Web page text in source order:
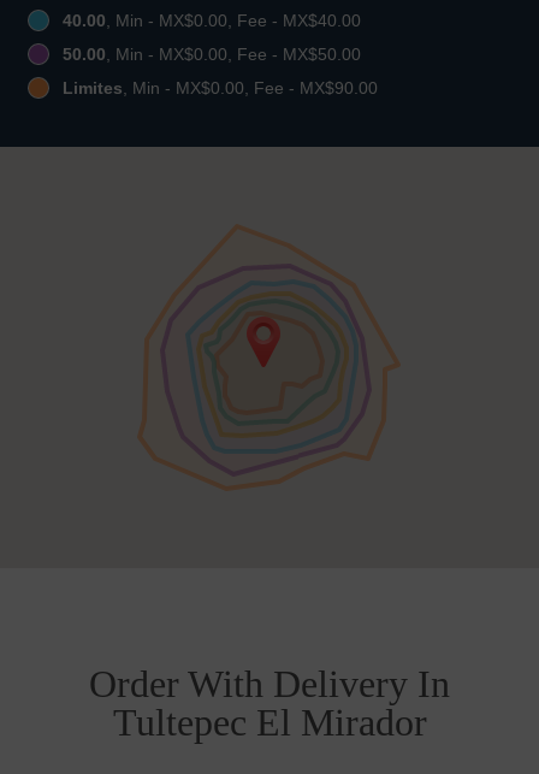
40.00, Min - MX$0.00, Fee - MX$40.00
50.00, Min - MX$0.00, Fee - MX$50.00
Limites, Min - MX$0.00, Fee - MX$90.00
Order With Delivery In
Tultepec El Mirador